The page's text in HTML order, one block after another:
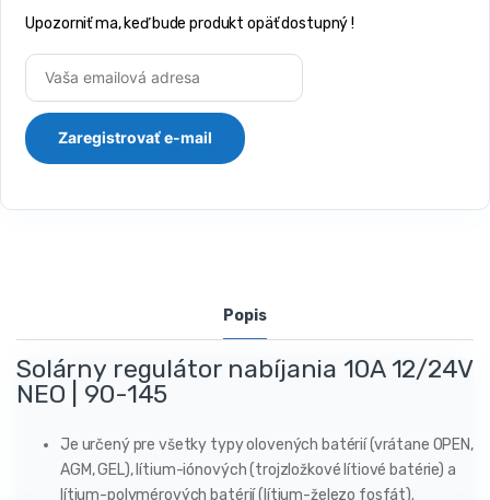
Upozorniť ma, keď bude produkt opäť dostupný !
Popis
Solárny regulátor nabíjania 10A 12/24V
NEO | 90-145
Je určený pre všetky typy olovených batérií (vrátane OPEN,
AGM, GEL), lítium-iónových (trojzložkové lítiové batérie) a
lítium-polymérových batérií (lítium-železo fosfát).